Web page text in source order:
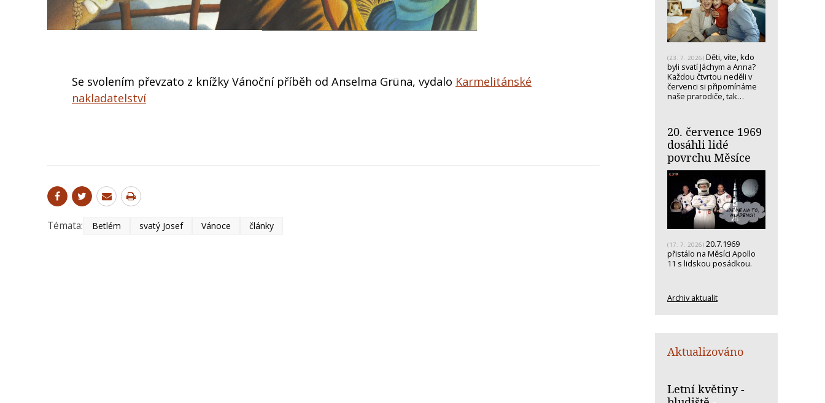
Se svolením převzato z knížky Vánoční příběh od Anselma Grüna, vydalo Karmelitánské
nakladatelství
Témata: Betlém svatý Josef Vánoce články
(23. 7. 2026) Děti, víte, kdo
byli svatí Jáchym a Anna?
Každou čtvrtou neděli v
červenci si připomínáme
naše prarodiče, tak…
20. července 1969
dosáhli lidé
povrchu Měsíce
(17. 7. 2026) 20.7.1969
přistálo na Měsíci Apollo
11 s lidskou posádkou.
Archiv aktualit
Aktualizováno
Letní květiny -